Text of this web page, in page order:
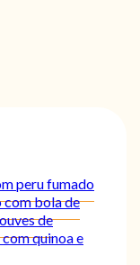
peru fumado
bola de
de
quinoa e